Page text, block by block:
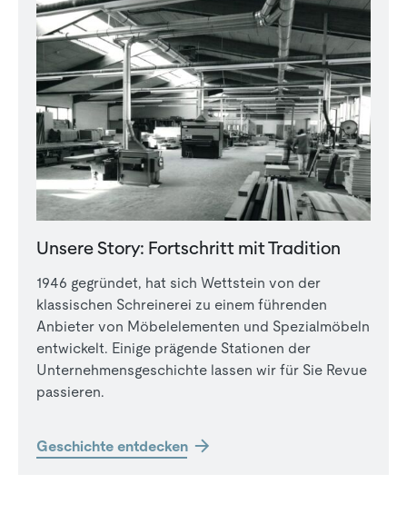
Unsere Story: Fortschritt mit Tradition
1946 gegründet, hat sich Wettstein von der
klassischen Schreinerei zu einem führenden
Anbieter von Möbelelementen und Spezialmöbeln
entwickelt. Einige prägende Stationen der
Unternehmensgeschichte lassen wir für Sie Revue
passieren.
Geschichte entdecken